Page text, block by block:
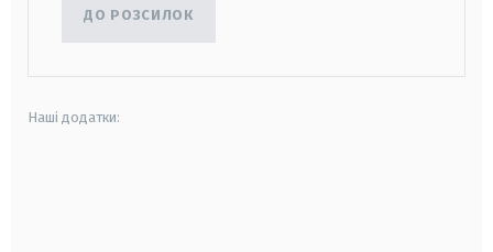
ДО РОЗСИЛОК
Наші додатки: